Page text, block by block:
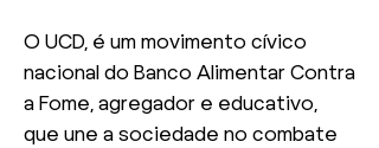
O UCD, é um movimento cívico
nacional do Banco Alimentar Contra
a Fome, agregador e educativo,
que une a sociedade no combate